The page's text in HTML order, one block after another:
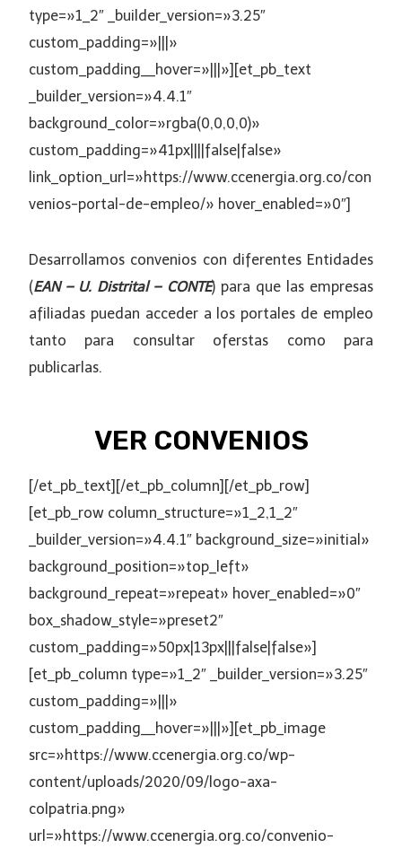
type=»1_2″ _builder_version=»3.25″
custom_padding=»|||»
custom_padding__hover=»|||»][et_pb_text
_builder_version=»4.4.1″
background_color=»rgba(0,0,0,0)»
custom_padding=»41px||||false|false»
link_option_url=»https://www.ccenergia.org.co/con
venios-portal-de-empleo/» hover_enabled=»0″]
Desarrollamos convenios con diferentes Entidades
(EAN – U. Distrital – CONTE) para que las empresas
afiliadas puedan acceder a los portales de empleo
tanto para consultar oferstas como para
publicarlas.
VER CONVENIOS
[/et_pb_text][/et_pb_column][/et_pb_row]
[et_pb_row column_structure=»1_2,1_2″
_builder_version=»4.4.1″ background_size=»initial»
background_position=»top_left»
background_repeat=»repeat» hover_enabled=»0″
box_shadow_style=»preset2″
custom_padding=»50px|13px|||false|false»]
[et_pb_column type=»1_2″ _builder_version=»3.25″
custom_padding=»|||»
custom_padding__hover=»|||»][et_pb_image
src=»https://www.ccenergia.org.co/wp-
content/uploads/2020/09/logo-axa-
colpatria.png»
url=»https://www.ccenergia.org.co/convenio-